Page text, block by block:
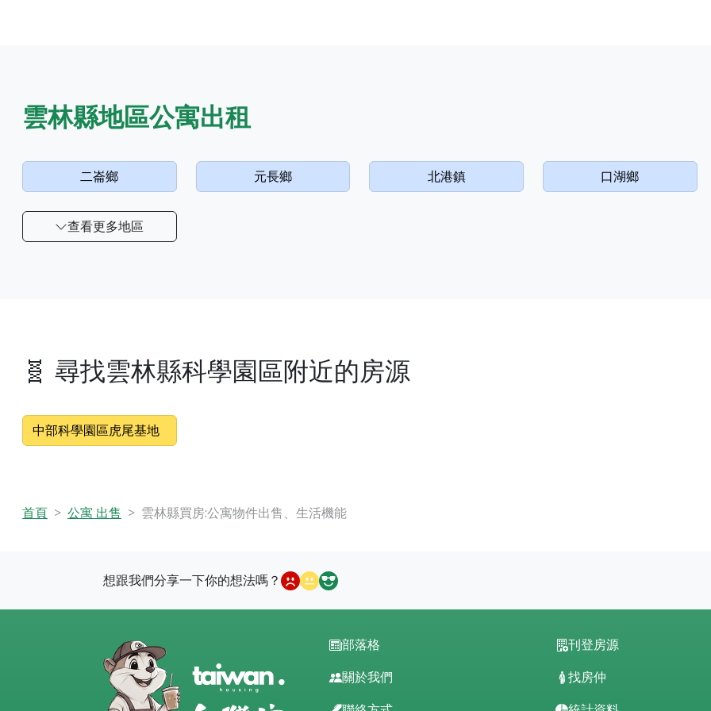
雲林縣地區公寓出租
二崙鄉 元長鄉 北港鎮 口湖鄉
查看更多地區
🧬 尋找雲林縣科學園區附近的房源
中部科學園區虎尾基地
首頁 公寓 出售 雲林縣買房:公寓物件出售、生活機能
想跟我們分享一下你的想法嗎？
部落格
關於我們
刊登房源
找房仲